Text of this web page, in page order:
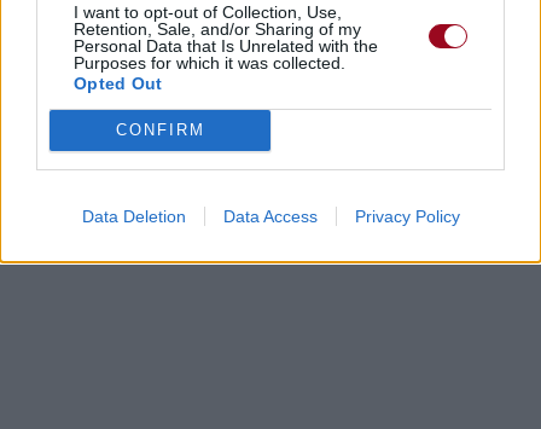
I want to opt-out of Collection, Use,
Retention, Sale, and/or Sharing of my
Personal Data that Is Unrelated with the
Purposes for which it was collected.
Opted Out
CONFIRM
Data Deletion Data Access Privacy Policy